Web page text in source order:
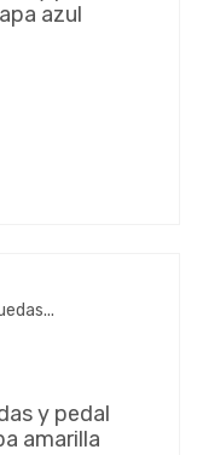
azul
y pedal
amarilla